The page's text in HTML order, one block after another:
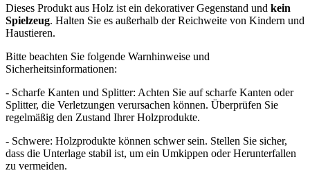
Dieses Produkt aus Holz ist ein dekorativer Gegenstand und kein
Spielzeug. Halten Sie es außerhalb der Reichweite von Kindern und
Haustieren.
Bitte beachten Sie folgende Warnhinweise und
Sicherheitsinformationen:
- Scharfe Kanten und Splitter: Achten Sie auf scharfe Kanten oder
Splitter, die Verletzungen verursachen können. Überprüfen Sie
regelmäßig den Zustand Ihrer Holzprodukte.
- Schwere: Holzprodukte können schwer sein. Stellen Sie sicher,
dass die Unterlage stabil ist, um ein Umkippen oder Herunterfallen
zu vermeiden.